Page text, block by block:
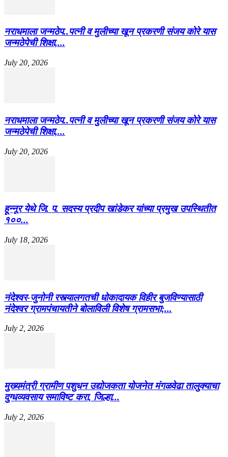
नराधमाला जन्मठेप..पत्नी व मुलीच्या खून प्रकरणी संजय कोरे यास
जन्मठेपेची शिक्षा,...
July 20, 2026
नराधमाला जन्मठेप..पत्नी व मुलीच्या खून प्रकरणी संजय कोरे यास
जन्मठेपेची शिक्षा,...
July 20, 2026
हून्नूर येथे जि. प. सदस्य प्रदीप खांडेकर यांच्या प्रमुख उपस्थितीत
१००...
July 18, 2026
नंदेश्वर-जुनोनी रस्त्यालगतची धोकादायक विहीर बुजविण्यासाठी
नंदेश्वर ग्रामपंचायतीने बोलाविली विशेष ग्रामसभा;...
July 2, 2026
मुख्यमंत्री ग्रामीण पशुधन उद्योजकता योजनेत मंगळवेढा तालुक्याचा
दुग्धव्यवसाय समाविष्ट करा, जिल्हा...
July 2, 2026